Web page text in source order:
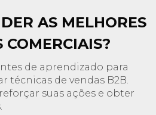
AS MELHORES
COMERCIAIS?
de aprendizado para
técnicas de vendas B2B.
suas ações e obter